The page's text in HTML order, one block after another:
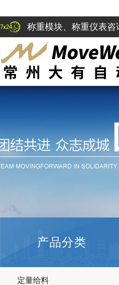
称重模块、称重仪表咨
产品分类
定量给料